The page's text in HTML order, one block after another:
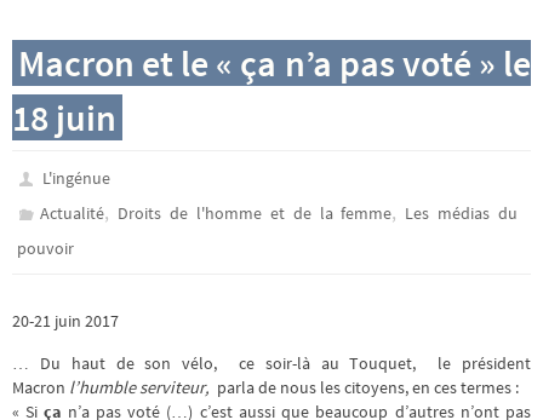
Macron et le « ça n’a pas voté » le
18 juin
L'ingénue
Actualité, Droits de l'homme et de la femme, Les médias du
pouvoir
20-21 juin 2017
… Du haut de son vélo, ce soir-là au Touquet, le président
Macron l’humble serviteur, parla de nous les citoyens, en ces termes :
« Siça n’a pas voté (…) c’est aussi que beaucoup d’autres n’ont pas